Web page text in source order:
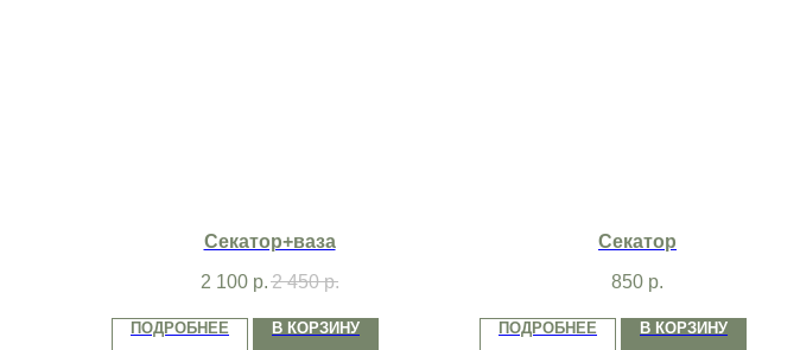
Секатор+ваза
2 100 р. 2 450 р.
ПОДРОБНЕЕ В КОРЗИНУ
Секатор
850 р.
ПОДРОБНЕЕ В КОРЗИНУ